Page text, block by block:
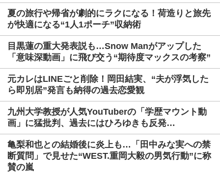
夏の旅行や帰省が劇的にラクになる！荷造りと旅先
が快適になる“1人1ポーチ”収納術
目黒蓮の重大発表説も…Snow Manがアップした
「意味深動画」に飛び交う“期待度マックスの考察”
元カレはLINEごと削除！岡田結実、“夫が浮気した
ら即別居”発言も納得の過去恋愛観
九州大学教授が人気YouTuberの「学歴マウント動
画」に猛批判、過去にはひろゆきも反発…
亀梨和也との結婚後に炎上も…「田中みな実への禁
断質問」で見せた“WEST.重岡大毅の男気行動”に称
賛の嵐